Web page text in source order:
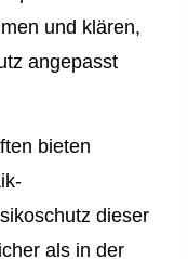
und klären,
angepasst
bieten
dieser
als in der